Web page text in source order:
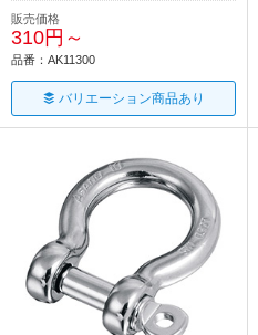
販売価格
310円～
品番：AK11300
バリエーション商品あり